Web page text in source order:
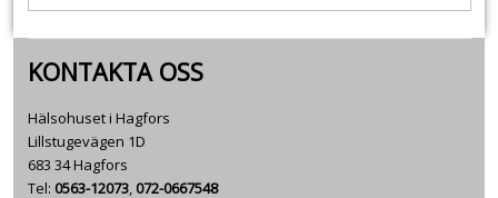
KONTAKTA OSS
Hälsohuset i Hagfors
Lillstugevägen 1D
683 34 Hagfors
Tel: 0563-12073,072-0667548